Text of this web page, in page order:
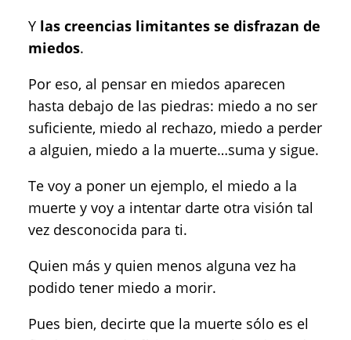
Y las creencias limitantes se disfrazan de
miedos.
Por eso, al pensar en miedos aparecen
hasta debajo de las piedras: miedo a no ser
suficiente, miedo al rechazo, miedo a perder
a alguien, miedo a la muerte…suma y sigue.
Te voy a poner un ejemplo, el miedo a la
muerte y voy a intentar darte otra visión tal
vez desconocida para ti.
Quien más y quien menos alguna vez ha
podido tener miedo a morir.
Pues bien, decirte que la muerte sólo es el